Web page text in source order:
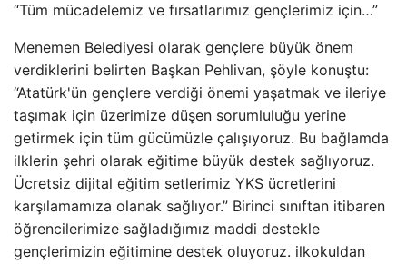
“Tüm mücadelemiz ve fırsatlarımız gençlerimiz için…”
Menemen Belediyesi olarak gençlere büyük önem
verdiklerini belirten Başkan Pehlivan, şöyle konuştu:
“Atatürk'ün gençlere verdiği önemi yaşatmak ve ileriye
taşımak için üzerimize düşen sorumluluğu yerine
getirmek için tüm gücümüzle çalışıyoruz. Bu bağlamda
ilklerin şehri olarak eğitime büyük destek sağlıyoruz.
Ücretsiz dijital eğitim setlerimiz YKS ücretlerini
karşılamamıza olanak sağlıyor.” Birinci sınıftan itibaren
öğrencilerimize sağladığımız maddi destekle
gençlerimizin eğitimine destek oluyoruz. ilkokuldan